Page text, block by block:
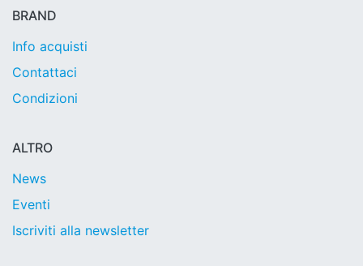
BRAND
Info acquisti
Contattaci
Condizioni
ALTRO
News
Eventi
Iscriviti alla newsletter